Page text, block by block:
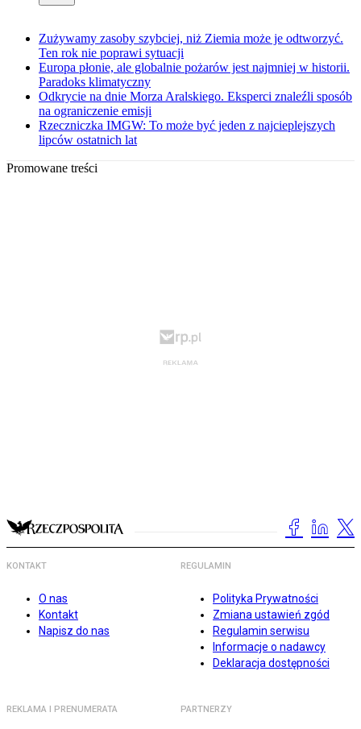
Zużywamy zasoby szybciej, niż Ziemia może je odtworzyć.
Ten rok nie poprawi sytuacji
Europa płonie, ale globalnie pożarów jest najmniej w historii.
Paradoks klimatyczny
Odkrycie na dnie Morza Aralskiego. Eksperci znaleźli sposób
na ograniczenie emisji
Rzeczniczka IMGW: To może być jeden z najcieplejszych
lipców ostatnich lat
Promowane treści
KONTAKT
O nas
Kontakt
Napisz do nas
REGULAMIN
Polityka Prywatności
Zmiana ustawień zgód
Regulamin serwisu
Informacje o nadawcy
Deklaracja dostępności
REKLAMA I PRENUMERATA PARTNERZY